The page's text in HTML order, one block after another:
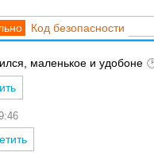
Код безопасности
маленькое и удобоне